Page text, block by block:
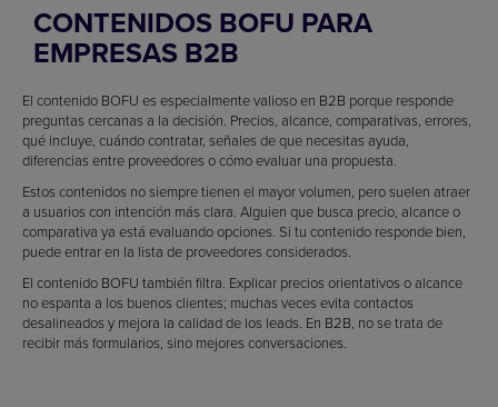
CONTENIDOS BOFU PARA
EMPRESAS B2B
El contenido BOFU es especialmente valioso en B2B porque responde
preguntas cercanas a la decisión. Precios, alcance, comparativas, errores,
qué incluye, cuándo contratar, señales de que necesitas ayuda,
diferencias entre proveedores o cómo evaluar una propuesta.
Estos contenidos no siempre tienen el mayor volumen, pero suelen atraer
a usuarios con intención más clara. Alguien que busca precio, alcance o
comparativa ya está evaluando opciones. Si tu contenido responde bien,
puede entrar en la lista de proveedores considerados.
El contenido BOFU también filtra. Explicar precios orientativos o alcance
no espanta a los buenos clientes; muchas veces evita contactos
desalineados y mejora la calidad de los leads. En B2B, no se trata de
recibir más formularios, sino mejores conversaciones.